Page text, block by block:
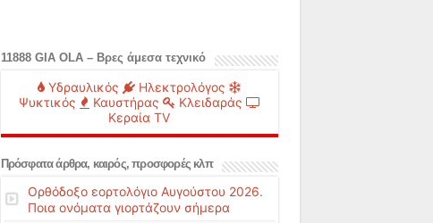
11888 GIA OLA – Βρες άμεσα τεχνικό
Υδραυλικός
Ηλεκτρολόγος
Ψυκτικός
Καυστήρας
Κλειδαράς
Κεραία TV
Πρόσφατα άρθρα, καιρός, προσφορές κλπ
Ορθόδοξο εορτολόγιο Αυγούστου 2026.
Ποια ονόματα γιορτάζουν σήμερα